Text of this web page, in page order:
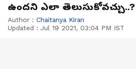
ఉందని ఎలా తెలుసుకోవచ్చు..?
Author : Chaitanya Kiran
Updated : Jul 19 2021, 03:04 PM IST